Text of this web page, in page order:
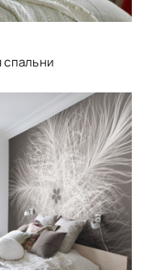
спальни